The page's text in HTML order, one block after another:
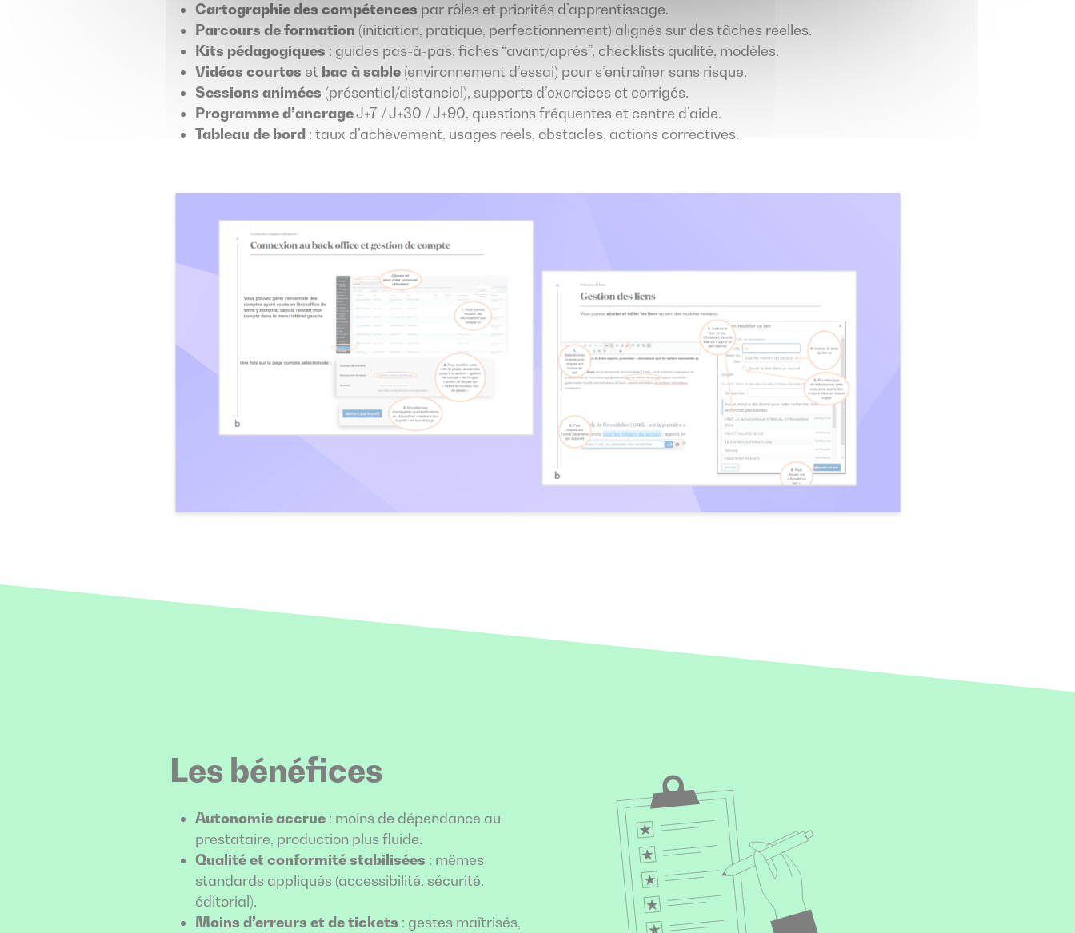
Cartographie des compétences par rôles et priorités d’apprentissage.
Parcours de formation (initiation, pratique, perfectionnement) alignés sur des tâches réelles.
Kits pédagogiques : guides pas-à-pas, fiches “avant/après”, checklists qualité, modèles.
Vidéos courtes et bac à sable(environnement d’essai) pour s’entraîner sans risque.
Sessions animées (présentiel/distanciel), supports d’exercices et corrigés.
Programme d’ancrageJ+7 / J+30 / J+90, questions fréquentes et centre d’aide.
Tableau de bord : taux d’achèvement, usages réels, obstacles, actions correctives.
Les bénéfices
Autonomie accrue: moins de dépendance au
prestataire, production plus fluide.
Qualité et conformité stabilisées : mêmes
standards appliqués (accessibilité, sécurité,
éditorial).
Moins d’erreurs et de tickets : gestes maîtrisés,